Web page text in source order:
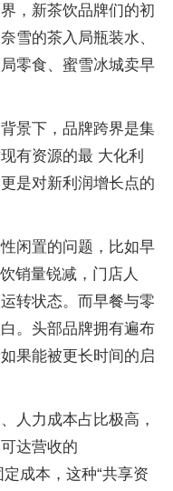
，新茶饮品牌们的初
雪的茶入局瓶装水、
零食、蜜雪冰城卖早
景下，品牌跨界是集
有资源的最 大化利
是对新利润增长点的
闲置的问题，比如早
销量锐减，门店人
转状态。而早餐与零
。头部品牌拥有遍布
果能被更长时间的启
人力成本占比极高，
达营收的
成本，这种“共享资